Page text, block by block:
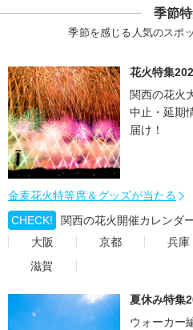
季節
季節を感じる人気のスポ
花火特集
関西の花火
中止・延期
届け！
金麦花火特等席＆グッズが当たる
CHECK!
関西の花火開催カレンダ
大阪
京都 兵庫
滋賀
夏休み特集
ウォーカー